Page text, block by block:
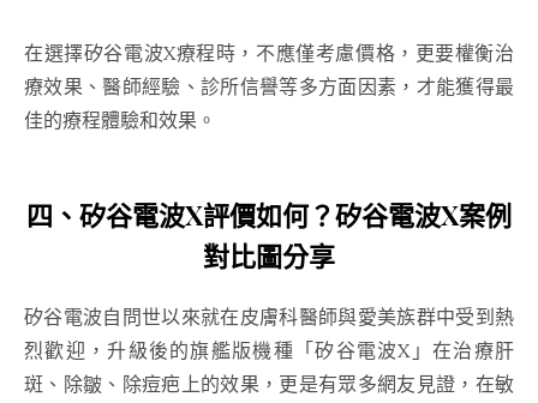
在選擇矽谷電波X療程時，不應僅考慮價格，更要權衡治
療效果、醫師經驗、診所信譽等多方面因素，才能獲得最
佳的療程體驗和效果。
四、矽谷電波X評價如何？矽谷電波X案例
對比圖分享
矽谷電波自問世以來就在皮膚科醫師與愛美族群中受到熱
烈歡迎，升級後的旗艦版機種「矽谷電波X」在治療肝
斑、除皺、除痘疤上的效果，更是有眾多網友見證，在敏